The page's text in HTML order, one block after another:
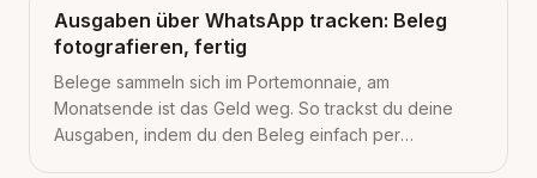
Ausgaben über WhatsApp tracken: Beleg
fotografieren, fertig
Belege sammeln sich im Portemonnaie, am
Monatsende ist das Geld weg. So trackst du deine
Ausgaben, indem du den Beleg einfach per